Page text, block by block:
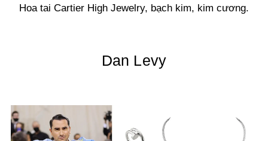
Hoa tai Cartier High Jewelry, bạch kim, kim cương.
Dan Levy